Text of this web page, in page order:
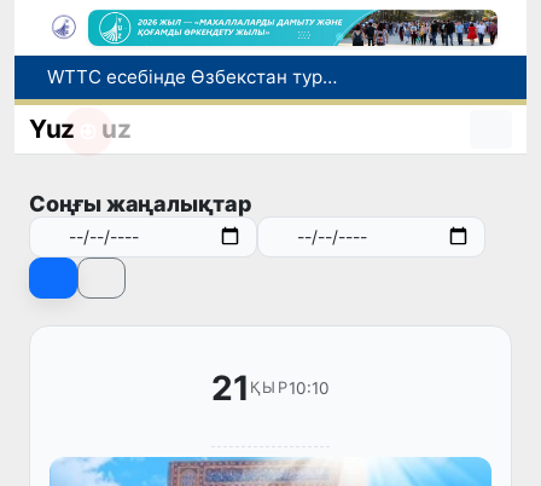
WTTC есебінде Өзбекстан туризмнің өсу қарқыны бойынша Орталық Азияда бірінші орынға шықты
Мүмкіндігі шектеулі талапкерлерге қабылдау емтихандарында қосымша уақыт беріледі
Жарты жылда Өзбекстанда қанша егіз сәби дүниеге келді?
Yuz uz
Соңғы жаңалықтар
21 ҚЫР10:10